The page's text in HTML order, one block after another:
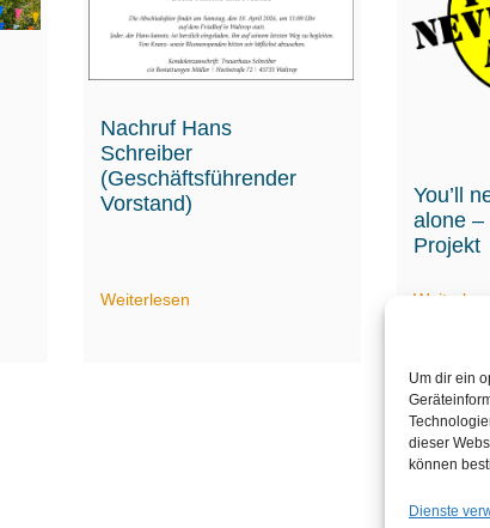
Um dir ein
dieser
können
Dienste
Nachruf Hans
Schreiber
(Geschäftsführender
Vorstand)
Weiterlesen
You’ll
alone –
Projekt